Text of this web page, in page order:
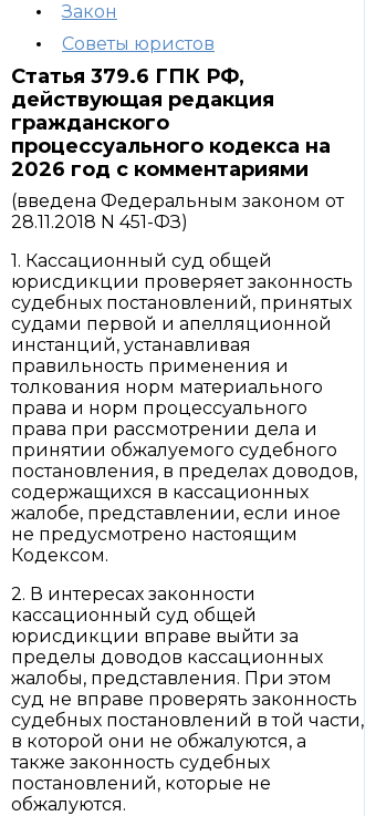
Закон
Советы юристов
Статья 379.6 ГПК РФ,
действующая редакция
гражданского
процессуального кодекса на
2026 год с комментариями
(введена Федеральным законом от
28.11.2018 N 451-ФЗ)
1. Кассационный суд общей
юрисдикции проверяет законность
судебных постановлений, принятых
судами первой и апелляционной
инстанций, устанавливая
правильность применения и
толкования норм материального
права и норм процессуального
права при рассмотрении дела и
принятии обжалуемого судебного
постановления, в пределах доводов,
содержащихся в кассационных
жалобе, представлении, если иное
не предусмотрено настоящим
Кодексом.
2. В интересах законности
кассационный суд общей
юрисдикции вправе выйти за
пределы доводов кассационных
жалобы, представления. При этом
суд не вправе проверять законность
судебных постановлений в той части,
в которой они не обжалуются, а
также законность судебных
постановлений, которые не
обжалуются.